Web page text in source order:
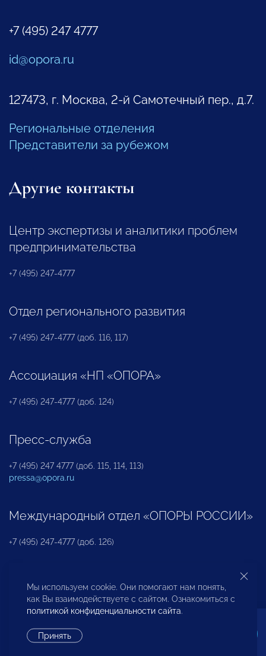
+7 (495) 247 4777
id@opora.ru
127473, г. Москва, 2-й Самотечный пер., д.7.
Региональные отделения
Представители за рубежом
Другие контакты
Центр экспертизы и аналитики проблем
предпринимательства
+7 (495) 247-4777
Отдел регионального развития
+7 (495) 247-4777 (доб. 116, 117)
Ассоциация «НП «ОПОРА»
+7 (495) 247-4777 (доб. 124)
Пресс-служба
+7 (495) 247 4777 (доб. 115, 114, 113)
pressa@opora.ru
Международный отдел «ОПОРЫ РОССИИ»
+7 (495) 247-4777 (доб. 126)
Бюро по защите прав предпринимателей и
инвесторов
Мы используем cookie. Они помогают нам понять,
как Вы взаимодействуете с сайтом. Ознакомиться с
политикой конфиденциальности сайта.
Принять